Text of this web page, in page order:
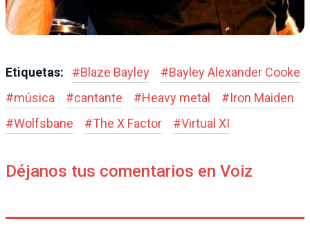
Etiquetas: #Blaze Bayley #Bayley Alexander Cooke
#música #cantante #Heavy metal #Iron Maiden
#Wolfsbane #The X Factor #Virtual XI
Déjanos tus comentarios en Voiz